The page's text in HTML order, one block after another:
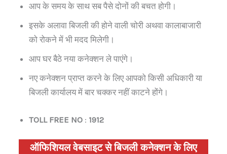
आप के समय के साथ सब पैसे दोनों की बचत होगी।
इसके अलावा बिजली की होने वाली चोरी अथवा कालाबाजारी
को रोकने में भी मदद मिलेगी।
आप घर बैठे नया कनेक्शन ले पाएंगे।
नए कनेक्शन प्राप्त करने के लिए आपको किसी अधिकारी या
बिजली कार्यालय में बार चक्कर नहीं काटने होंगे।
TOLL FREE NO : 1912
ऑफिशियल वेबसाइट से बिजली कनेक्शन के लिए